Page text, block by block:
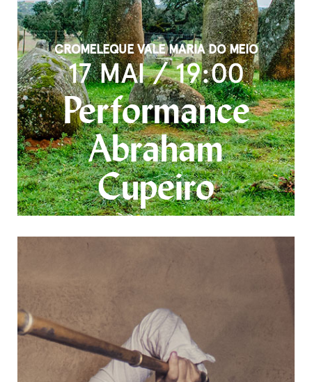
CROMELEQUE VALE MARIA DO MEIO
17 MAI / 19:00
Performance
Abraham
Cupeiro